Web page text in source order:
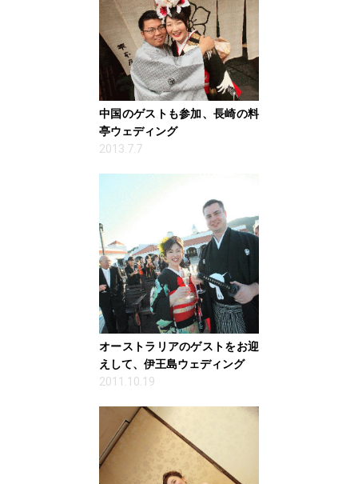
中国のゲストも参加、長崎の料
亭ウェディング
2013.7.7
オーストラリアのゲストをお迎
えして、伊王島ウェディング
2011.10.19